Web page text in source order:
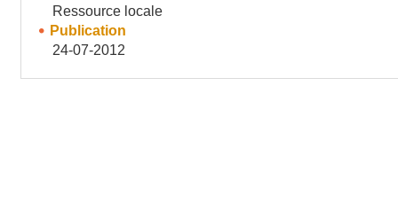
Ressource locale
Publication
24-07-2012